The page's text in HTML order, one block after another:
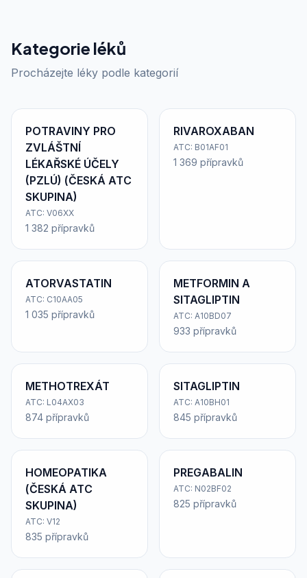
Kategorie léků
Procházejte léky podle kategorií
POTRAVINY PRO
ZVLÁŠTNÍ
LÉKAŘSKÉ ÚČELY
(PZLÚ) (ČESKÁ ATC
SKUPINA)
ATC: V06XX
1 382 přípravků
RIVAROXABAN
ATC: B01AF01
1 369 přípravků
ATORVASTATIN
ATC: C10AA05
1 035 přípravků
METFORMIN A
SITAGLIPTIN
ATC: A10BD07
933 přípravků
METHOTREXÁT
ATC: L04AX03
874 přípravků
SITAGLIPTIN
ATC: A10BH01
845 přípravků
HOMEOPATIKA
(ČESKÁ ATC
SKUPINA)
ATC: V12
835 přípravků
PREGABALIN
ATC: N02BF02
825 přípravků